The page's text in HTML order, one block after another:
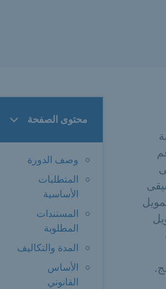
محتوى الصفحة
وصف الدورة
المتطلبات
الأساسية
المستندات
المطلوبة
المدة والتكاليف
الأساس
القانوني
لدعم
تمويل